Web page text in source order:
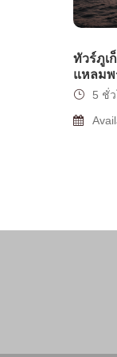
ทัวร์ภูเ
แหลมพ
5 ชั่